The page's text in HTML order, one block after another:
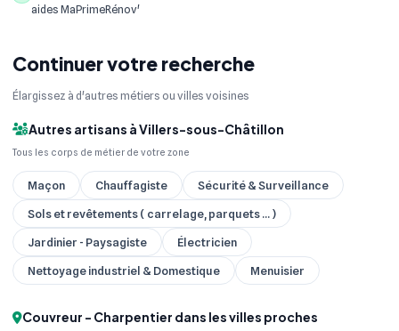
aides MaPrimeRénov'
Continuer votre recherche
Élargissez à d'autres métiers ou villes voisines
Autres artisans à Villers-sous-Châtillon
Tous les corps de métier de votre zone
Maçon Chauffagiste
Sécurité & Surveillance
Sols et revêtements ( carrelage, parquets ... )
Jardinier - Paysagiste
Électricien
Nettoyage industriel & Domestique
Menuisier
Couvreur - Charpentier dans les villes proches